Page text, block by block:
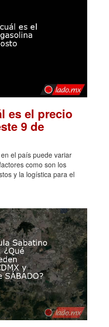
es el precio
9 de
el país puede variar
como son los
y la logística para el